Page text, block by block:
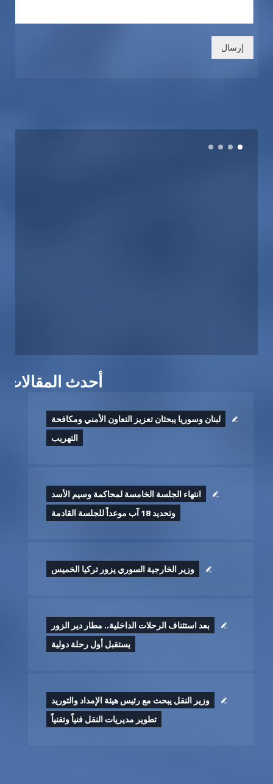
إرسال
أحدث المقالات
لبنان وسوريا يبحثان تعزيز التعاون الأمني ومكافحة
التهريب
انتهاء الجلسة الخامسة لمحاكمة وسيم الأسد
وتحديد 18 آب موعداً للجلسة القادمة
وزير الخارجية السوري يزور تركيا الخميس
بعد استئناف الرحلات الداخلية.. مطار دير الزور
يستقبل أول رحلة دولية
وزير النقل يبحث مع رئيس هيئة الإمداد والتوريد
تطوير ‏مديريات النقل فنياً وتقنياً